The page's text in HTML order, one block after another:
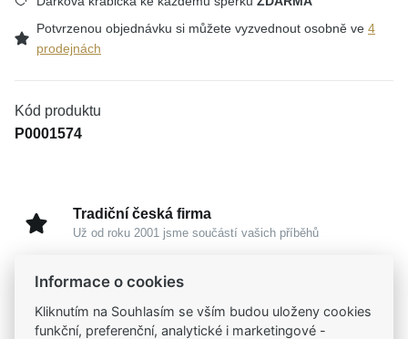
Potvrzenou objednávku si můžete vyzvednout osobně ve 4
prodejnách
Kód produktu
P0001574
Tradiční česká firma
Už od roku 2001 jsme součástí vašich příběhů
Široký výběr produktů
Na našem e-shopu máte výběr z tisíců šperků
Informace o cookies
Kliknutím na Souhlasím se vším budou uloženy cookies
funkční, preferenční, analytické i marketingové -